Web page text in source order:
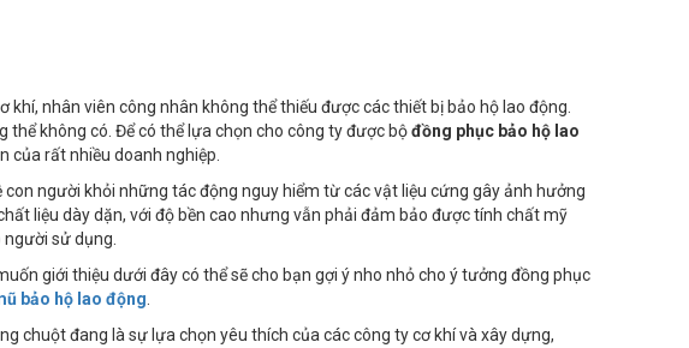
nhân viên công nhân không thể thiếu được các thiết bị bảo hộ lao động.
thể không có. Để có thể lựa chọn cho công ty được bộđồng phục bảo hộ lao
của rất nhiều doanh nghiệp.
con người khỏi những tác động nguy hiểm từ các vật liệu cứng gây ảnh hưởng
liệu dày dặn, với độ bền cao nhưng vẫn phải đảm bảo được tính chất mỹ
sử dụng.
giới thiệu dưới đây có thể sẽ cho bạn gợi ý nho nhỏ cho ý tưởng đồng phục
bảo hộ lao động
chuột đang là sự lựa chọn yêu thích của các công ty cơ khí và xây dựng,